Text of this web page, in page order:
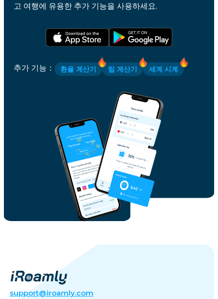
고 여행에 유용한 추가 기능을 사용하세요.
추가 기능 ： 환율 계산기 팁 계산기 세계 시계
support@iroamly.com